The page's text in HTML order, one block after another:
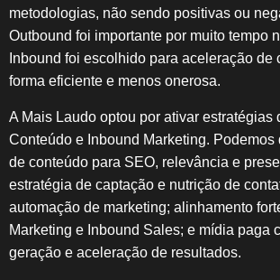
metodologias, não sendo positivas ou
Outbound foi importante por muito tempo
Inbound foi escolhido para aceleração de
forma eficiente e menos onerosa.
A Mais Laudo optou por ativar estratégias
Conteúdo e Inbound Marketing. Podemos
de conteúdo para SEO, relevância e
estratégia de captação e nutrição de
automação de marketing; alinhamento
Marketing e Inbound Sales; e mídia paga
geração e aceleração de resultados.